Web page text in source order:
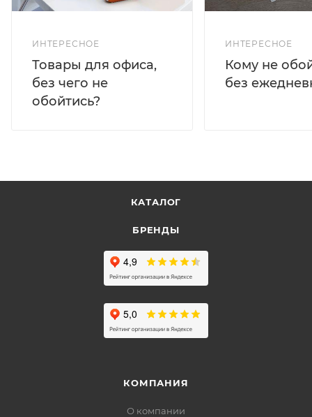
ИНТЕРЕСНОЕ
Товары для офиса,
без чего не
обойтись?
ИНТЕРЕСНОЕ
Кому не
без
КАТАЛОГ
БРЕНДЫ
КОМПАНИЯ
О компании